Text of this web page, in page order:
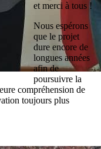
et merci à tous !
Nous espérons
que le projet
dure encore de
longues années
afin de
poursuivre la
compréhension de
toujours plus